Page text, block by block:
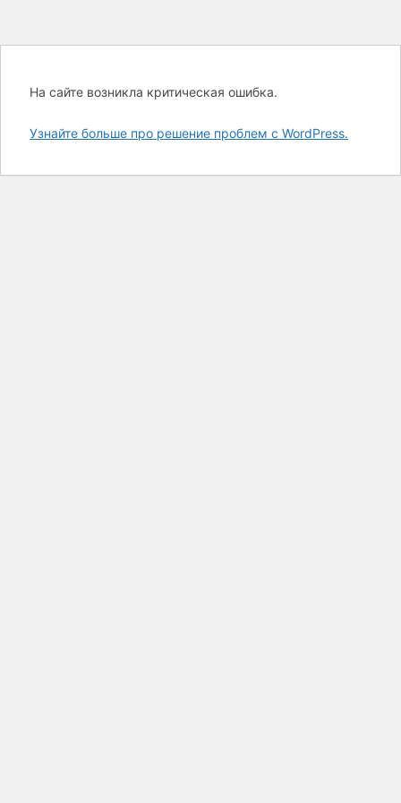
На сайте возникла критическая ошибка.
Узнайте больше про решение проблем с WordPress.